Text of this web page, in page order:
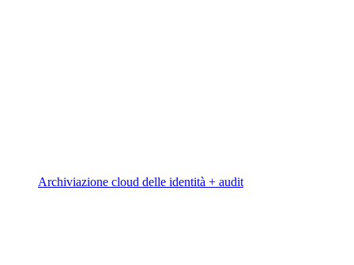
Archiviazione cloud delle identità + audit